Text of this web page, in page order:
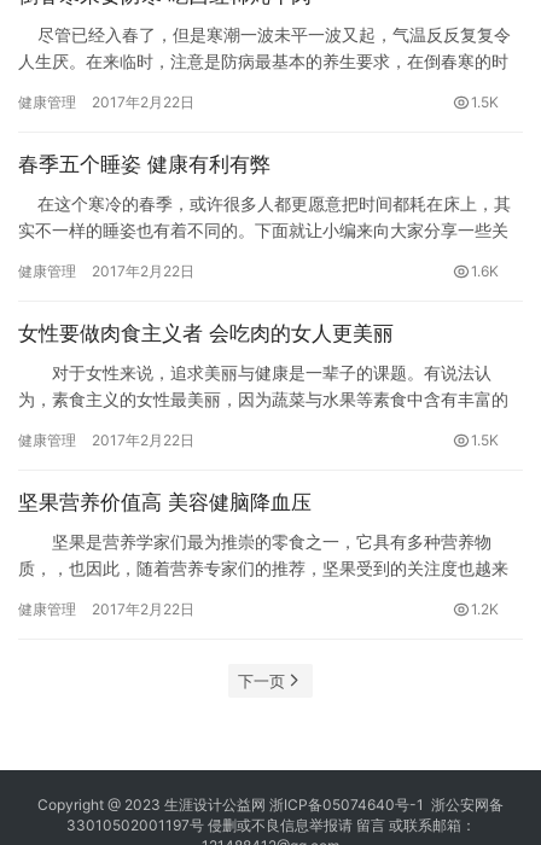
尽管已经入春了，但是寒潮一波未平一波又起，气温反反复复令
人生厌。在来临时，注意是防病最基本的养生要求，在倒春寒的时
健康管理 2017年2月22日 1.5K
春季五个睡姿 健康有利有弊
在这个寒冷的春季，或许很多人都更愿意把时间都耗在床上，其
实不一样的睡姿也有着不同的。下面就让小编来向大家分享一些关
健康管理 2017年2月22日 1.6K
女性要做肉食主义者 会吃肉的女人更美丽
对于女性来说，追求美丽与健康是一辈子的课题。有说法认
为，素食主义的女性最美丽，因为蔬菜与水果等素食中含有丰富的
青春美貌非常重要，加上植物性食物中含有的膳食纤维有助肠道健
健康管理 2017年2月22日 1.5K
坚果营养价值高 美容健脑降血压
坚果是营养学家们最为推崇的零食之一，它具有多种营养物
质，，也因此，随着营养专家们的推荐，坚果受到的关注度也越来
似疑问的人不在少数，营养专家向大家介绍坚果的独特魅力。
健康管理 2017年2月22日 1.2K
下一页
Copyright @ 2023 生涯设计公益网 浙ICP备05074640号-1 浙公安网备
33010502001197号 侵删或不良信息举报请 留言或联系邮箱：